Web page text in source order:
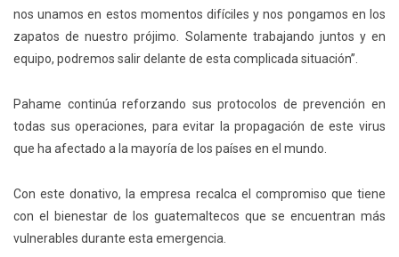
nos unamos en estos momentos difíciles y nos pongamos en los
zapatos de nuestro prójimo. Solamente trabajando juntos y en
equipo, podremos salir delante de esta complicada situación”.
Pahame continúa reforzando sus protocolos de prevención en
todas sus operaciones, para evitar la propagación de este virus
que ha afectado a la mayoría de los países en el mundo.
Con este donativo, la empresa recalca el compromiso que tiene
con el bienestar de los guatemaltecos que se encuentran más
vulnerables durante esta emergencia.